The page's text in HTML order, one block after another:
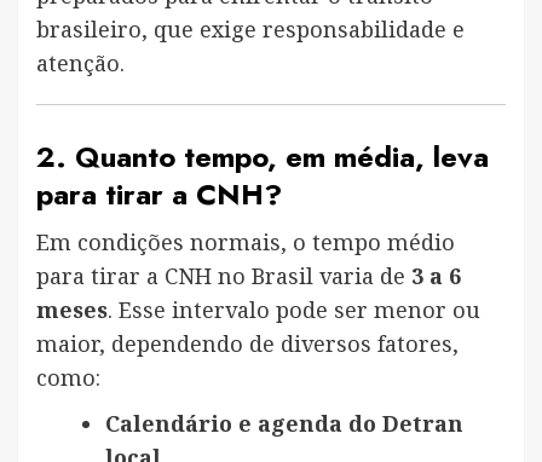
brasileiro, que exige responsabilidade e
atenção.
2. Quanto tempo, em média, leva
para tirar a CNH?
Em condições normais, o tempo médio
para tirar a CNH no Brasil varia de 3 a 6
meses. Esse intervalo pode ser menor ou
maior, dependendo de diversos fatores,
como:
Calendário e agenda do Detran